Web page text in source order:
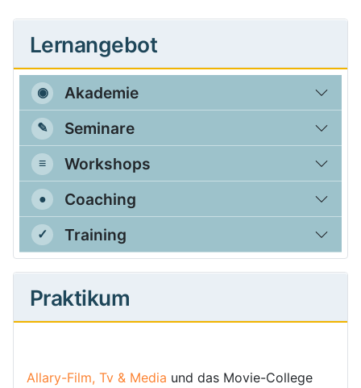
Lernangebot
Akademie
Seminare
Workshops
Coaching
Training
Praktikum
Allary-Film, Tv & Media und das Movie-College